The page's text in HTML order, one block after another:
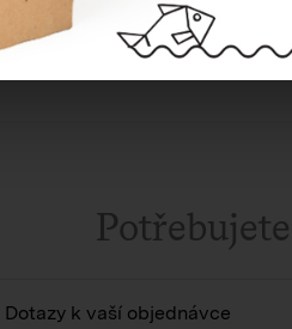
Dotazy k vaší objednávce